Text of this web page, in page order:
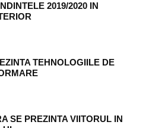
2019/2020 IN
TEHNOLOGIILE DE
SE PREZINTA VIITORUL IN